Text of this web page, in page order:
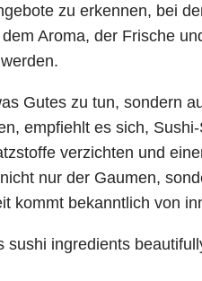
zu erkennen, bei
Aroma, der Frische
Gutes zu tun, sondern
empfiehlt es sich,
verzichten und
nur der Gaumen,
kommt bekanntlich von